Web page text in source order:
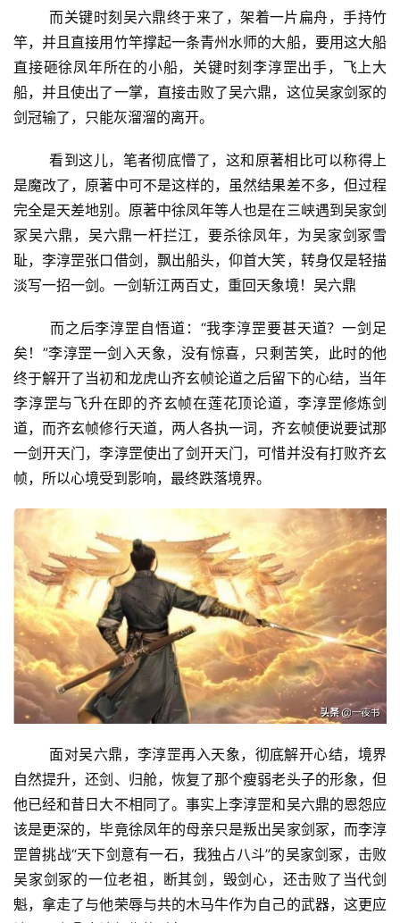
而关键时刻吴六鼎终于来了，架着一片扁舟，手持竹
竿，并且直接用竹竿撑起一条青州水师的大船，要用这大船
直接砸徐凤年所在的小船，关键时刻李淳罡出手，飞上大
船，并且使出了一掌，直接击败了吴六鼎，这位吴家剑冢的
剑冠输了，只能灰溜溜的离开。
看到这儿，笔者彻底懵了，这和原著相比可以称得上
是魔改了，原著中可不是这样的，虽然结果差不多，但过程
完全是天差地别。原著中徐凤年等人也是在三峡遇到吴家剑
冢吴六鼎，吴六鼎一杆拦江，要杀徐凤年，为吴家剑冢雪
耻，李淳罡张口借剑，飘出船头，仰首大笑，转身仅是轻描
淡写一招一剑。一剑斩江两百丈，重回天象境！吴六鼎
而之后李淳罡自悟道：“我李淳罡要甚天道？一剑足
矣！”李淳罡一剑入天象，没有惊喜，只剩苦笑，此时的他
终于解开了当初和龙虎山齐玄帧论道之后留下的心结，当年
李淳罡与飞升在即的齐玄帧在莲花顶论道，李淳罡修炼剑
道，而齐玄帧修行天道，两人各执一词，齐玄帧便说要试那
一剑开天门，李淳罡使出了剑开天门，可惜并没有打败齐玄
帧，所以心境受到影响，最终跌落境界。
自然提升，还剑、归舱，恢复了那个瘦弱老头子的形象，但
他已经和昔日大不相同了。事实上李淳罡和吴六鼎的恩怨应
该是更深的，毕竟徐凤年的母亲只是叛出吴家剑冢，而李淳
罡曾挑战“天下剑意有一石，我独占八斗”的吴家剑冢，击败
吴家剑冢的一位老祖，断其剑，毁剑心，还击败了当代剑
魁，拿走了与他荣辱与共的木马牛作为自己的武器，这更应